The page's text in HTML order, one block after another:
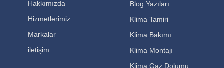
Hakkımızda
Hizmetlerimiz
Markalar
iletişim
Blog Yazıları
Klima Tamiri
Klima Bakımı
Klima Montajı
Klima Gaz Dolumu